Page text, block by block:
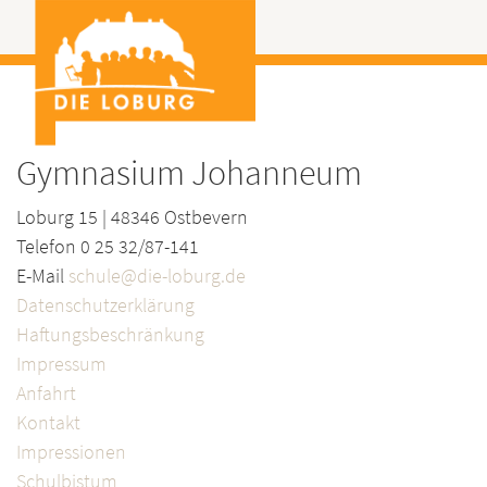
Gymnasium Johanneum
Loburg 15 | 48346 Ostbevern
Telefon 0 25 32/87-141
E-Mail schule@die-loburg.de
Datenschutzerklärung
Haftungsbeschränkung
Impressum
Anfahrt
Kontakt
Impressionen
Schulbistum